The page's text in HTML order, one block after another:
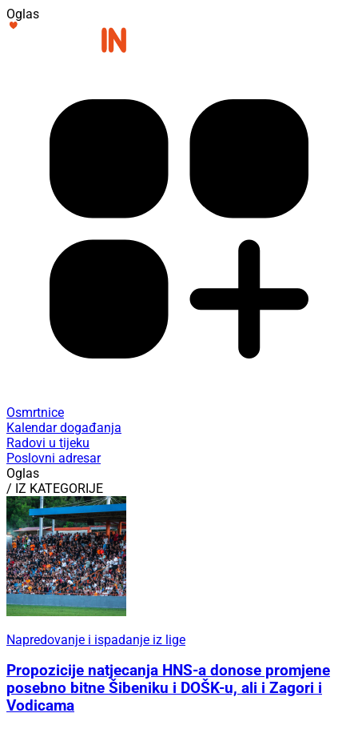
Oglas
Osmrtnice
Kalendar događanja
Radovi u tijeku
Poslovni adresar
Oglas
/ IZ KATEGORIJE
Napredovanje i ispadanje iz lige
Propozicije natjecanja HNS-a donose promjene
posebno bitne Šibeniku i DOŠK-u, ali i Zagori i
Vodicama